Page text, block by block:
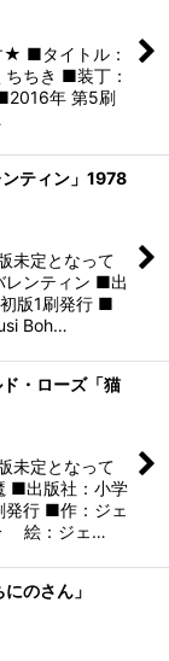
★ ■タイトル：
ちき ■装丁：
年 第5刷
ティン」1978
未定となって
レンティン ■出
版1刷発行 ■
Boh…
・ローズ「猫
未定となって
■出版社：小学
行 ■作：ジェ
絵：ジェ…
のさん」